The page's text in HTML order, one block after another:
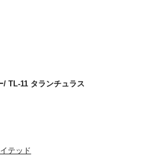
/ TL-11 タランチュラス
テッド